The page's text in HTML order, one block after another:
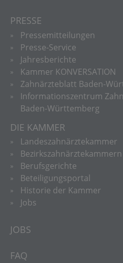
PRESSE
Pressemitteilungen
Presse-Service
Jahresberichte
Kammer KONVERSATION
Zahnärzteblatt Baden-
Informationszentrum
Baden-Württemberg
DIE KAMMER
Landeszahnärztekammer
Bezirkszahnärztekammern
Berufsgerichte
Beteiligungsportal
Historie der Kammer
Jobs
JOBS
FAQ